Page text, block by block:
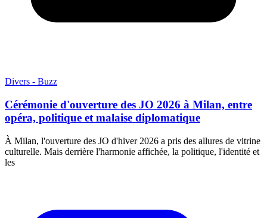
Divers - Buzz
Cérémonie d'ouverture des JO 2026 à Milan, entre
opéra, politique et malaise diplomatique
À Milan, l'ouverture des JO d'hiver 2026 a pris des allures de vitrine
culturelle. Mais derrière l'harmonie affichée, la politique, l'identité et
les